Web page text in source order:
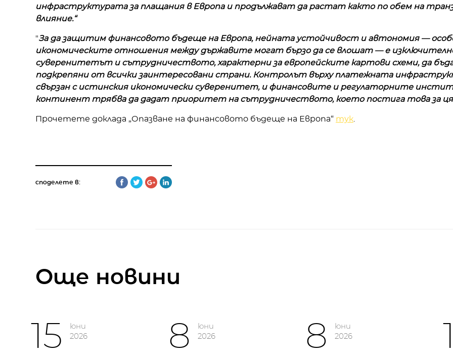
инфраструктурата за плащания в Европа и продължават да растат както по обем на
влияние.“
"За да защитим финансовото бъдеще на Европа, нейната устойчивост и автономия —
икономическите отношения между държавите могат бързо да се влошат — е
суверенитетът и сътрудничеството, характерни за европейските картови схеми, да
подкрепяни от всички заинтересовани страни. Контролът върху платежната
свързан с истинския икономически суверенитет, и финансовите и регулаторните
континент трябва да дадат приоритет на сътрудничеството, което постига това за
Прочетете доклада „Опазване на финансовото бъдеще на Европа“ тук.
споделете в:
Oще новини
15
юни
2026
8
юни
2026
8
юни
2026